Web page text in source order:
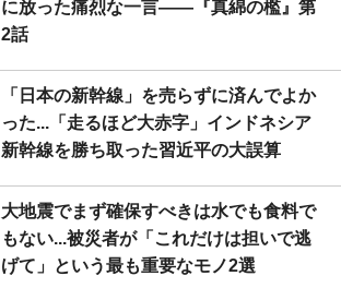
に放った痛烈な一言――『真綿の檻』第
2話
「日本の新幹線」を売らずに済んでよか
った...「走るほど大赤字」インドネシア
新幹線を勝ち取った習近平の大誤算
大地震でまず確保すべきは水でも食料で
もない...被災者が「これだけは担いで逃
げて」という最も重要なモノ2選